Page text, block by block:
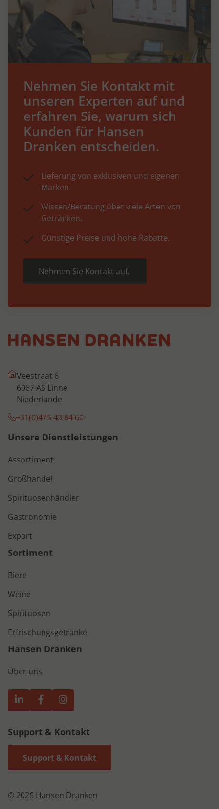
Nehmen Sie Kontakt mit
unseren Experten auf und
erfahren Sie, warum sich
Kunden für Hansen
Dranken entscheiden.
Lieferung von exklusiven und eigenen
Marken.
Wissen/Beratung über viele Arten von
Getränken.
Günstige Preise und hohe Rabatte.
Nehmen Sie Kontakt auf.
Veestraat 6
6067 AS Linne
Niederlande
+31(0)475 43 84 60
Unsere Dienstleistungen
Assortiment
Großhandel
Spirituosenhändler
Gastronomie
Export
Sortiment
Biere
Weine
Spirituosen
Erfrischungsgetränke
Hansen Dranken
Über uns
Support & Kontakt
Support & Kontakt
© 2026 Hansen Dranken